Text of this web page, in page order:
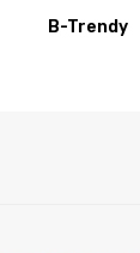
B-Trendy